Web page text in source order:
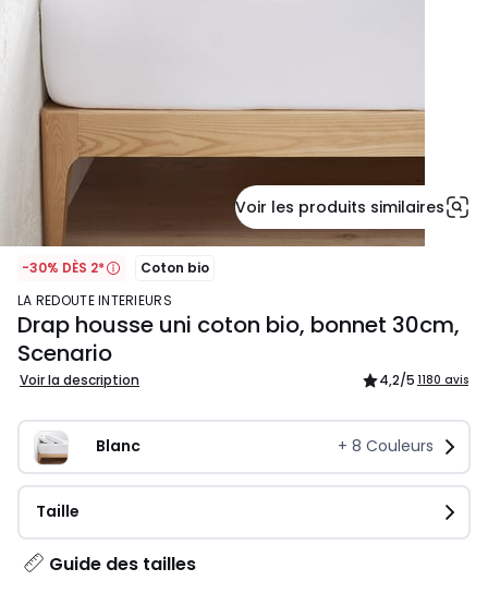
Voir les produits similaires
-30% DÈS 2*
Coton bio
LA REDOUTE INTERIEURS
Drap housse uni coton bio, bonnet 30cm,
Scenario
Voir la description 4,2/5 1180 avis
Blanc + 8 Couleurs
Taille
Guide des tailles